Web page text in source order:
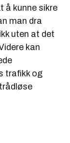
å kunne sikre
man dra
uten at det
kan
trafikk og